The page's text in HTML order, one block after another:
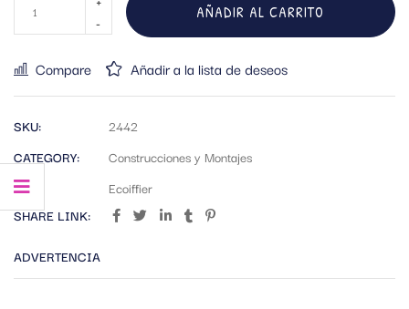
AÑADIR AL CARRITO
Compare Añadir a la lista de deseos
SKU:
2442
CATEGORY:
Construcciones y Montajes
TAG:
Ecoiffier
SHARE LINK:
ADVERTENCIA